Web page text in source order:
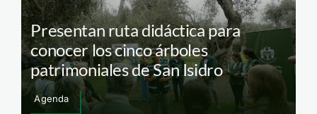
Presentan ruta didáctica para
conocer los cinco árboles
patrimoniales de San Isidro
Agenda